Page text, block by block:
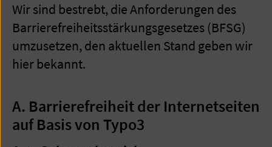
Wir sind bestrebt, die Anforderungen des
Barrierefreiheitsstärkungsgesetzes (BFSG)
umzusetzen, den aktuellen Stand geben wir
hier bekannt.
A. Barrierefreiheit der Internetseiten
auf Basis von Typo3